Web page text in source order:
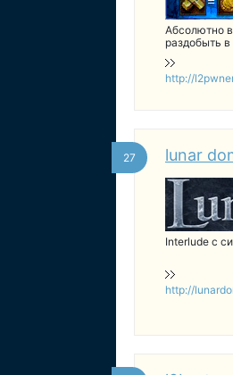
Абсолютно
раздобыть
http://
27 lunar
Interlude с
http://